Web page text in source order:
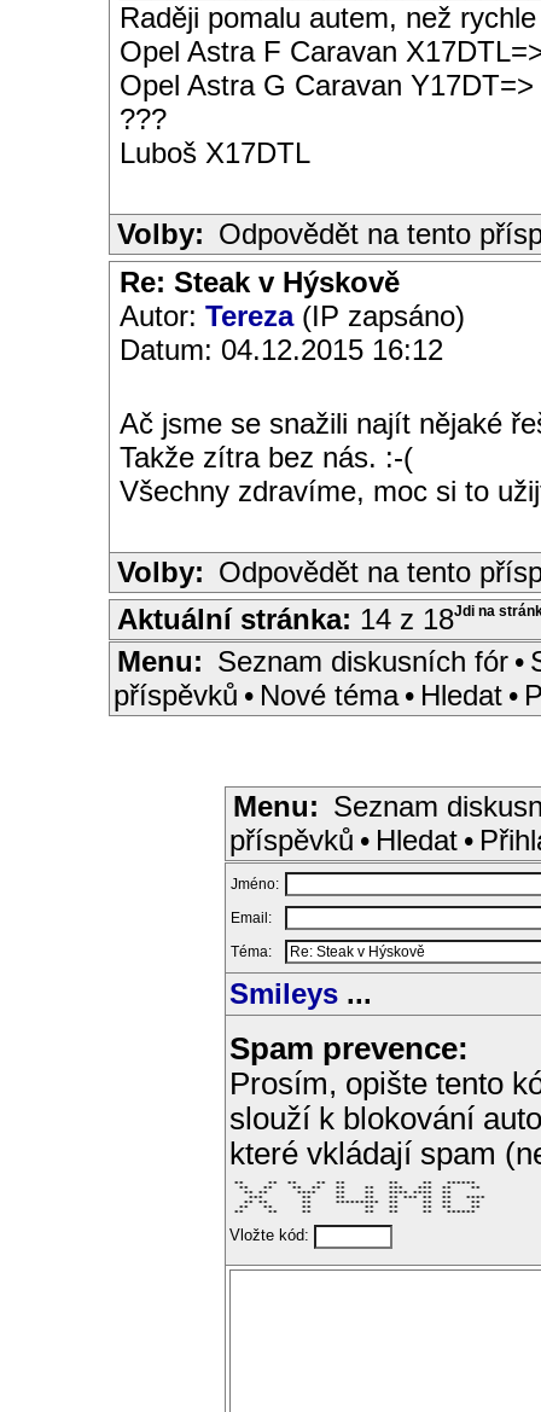
Raději pomalu autem, než
Opel Astra F Caravan
Opel Astra G Caravan Y17DT=>
???
Luboš X17DTL
Volby: Odpovědět na tento
Re: Steak v Hýskově
Autor: Tereza(IP zapsáno)
Datum: 04.12.2015 16:12
Ač jsme se snažili najít nějaké
Takže zítra bez nás. :-(
Všechny zdravíme, moc si to
Volby: Odpovědět na tento
Jdi na
Aktuální stránka: 14 z 18
Menu: Seznam diskusních fór •
příspěvků • Nové téma • Hledat •
Menu: Seznam
příspěvků • Hledat •
Jméno:
Email:
Téma:
Smileys ...
Spam prevence:
Prosím, opište tento
slouží k blokování
které vkládají spam
**     **  **    **  **         **     **   ******
  **   **    **  **   **    **   ***   ***  **    **
   ** **      ****    **    **   **** ****  **
    ***        **     **    **   ** *** **  **   ****
   ** **       **     *********  **     **  **    **
  **   **      **           **   **     **  **    **
**     **     **           **   **     **   ******
Vložte kód: